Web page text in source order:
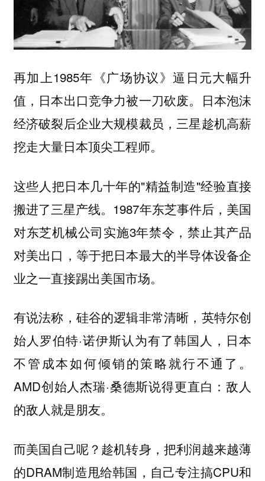
再加上1985年《广场协议》逼日元大幅升
值，日本出口竞争力被一刀砍废。日本泡沫
经济破裂后企业大规模裁员，三星趁机高薪
挖走大量日本顶尖工程师。
这些人把日本几十年的"精益制造"经验直接
搬进了三星产线。1987年东芝事件后，美国
对东芝机械公司实施3年禁令，禁止其产品
对美出口，等于把日本最大的半导体设备企
业之一直接踢出美国市场。
有说法称，硅谷的逻辑非常清晰，英特尔创
始人罗伯特·诺伊斯认为有了韩国人，日本
不管成本如何倾销的策略就行不通了。
AMD创始人杰瑞·桑德斯说得更直白：敌人
的敌人就是朋友。
而美国自己呢？趁机转身，把利润越来越薄
的DRAM制造甩给韩国，自己专注搞CPU和